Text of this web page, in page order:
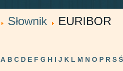
Słownik EURIBOR
A B C D E F G H I J K L M N O P R S Ś